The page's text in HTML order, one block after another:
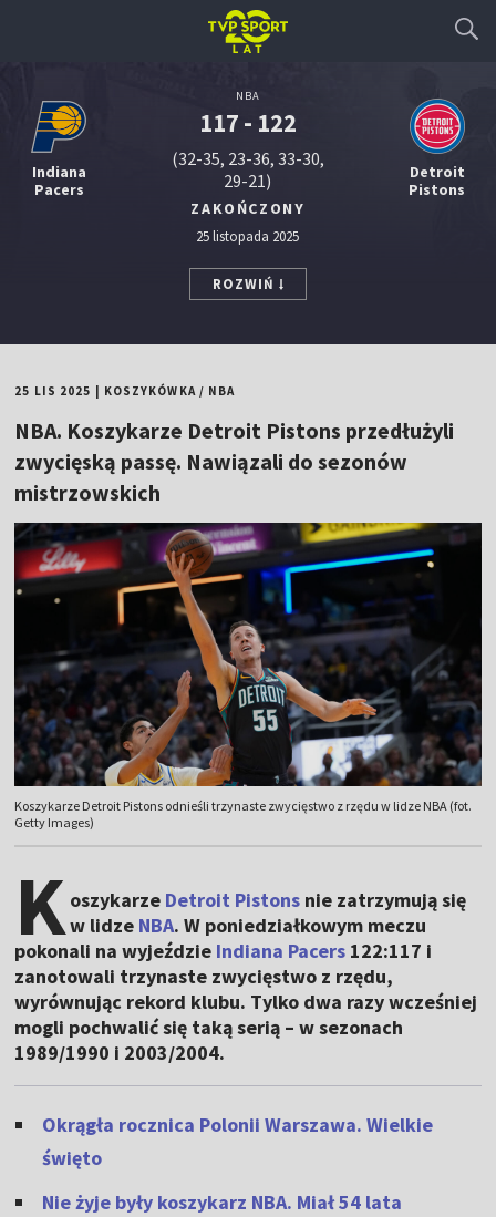
Indiana
Pacers
NBA
117 - 122
(32-35, 23-36, 33-30,
29-21)
ZAKOŃCZONY
25 listopada 2025
Detroit
Pistons
ROZWIŃ
25 LIS 2025 KOSZYKÓWKA/ NBA
NBA. Koszykarze Detroit Pistons przedłużyli
zwycięską passę. Nawiązali do sezonów
mistrzowskich
Koszykarze Detroit Pistons odnieśli trzynaste zwycięstwo z rzędu w lidze NBA (fot.
Getty Images)
Koszykarze Detroit Pistons nie zatrzymują się
w lidze NBA. W poniedziałkowym meczu
pokonali na wyjeździe Indiana Pacers 122:117 i
zanotowali trzynaste zwycięstwo z rzędu,
wyrównując rekord klubu. Tylko dwa razy wcześniej
mogli pochwalić się taką serią – w sezonach
1989/1990 i 2003/2004.
Okrągła rocznica Polonii Warszawa. Wielkie
święto
Nie żyje były koszykarz NBA. Miał 54 lata